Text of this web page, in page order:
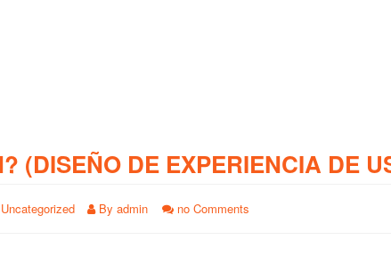
(DISEÑO DE EXPERIENCIA DE
Uncategorized By admin no Comments